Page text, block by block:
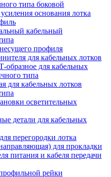
типа боковой
основания лотка
кабельный
профиля
для кабельных лотков
образное для кабельных
типа
для кабельных лотков
осветительных
детали для кабельных
перегородки лотка
для прокладки
питания и кабеля передачи
рейки